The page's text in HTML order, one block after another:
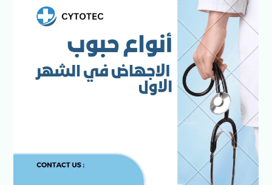
حبوب
الإجهاض
الشهر
كل
ما
تحتاج
لمعرفته
عنها